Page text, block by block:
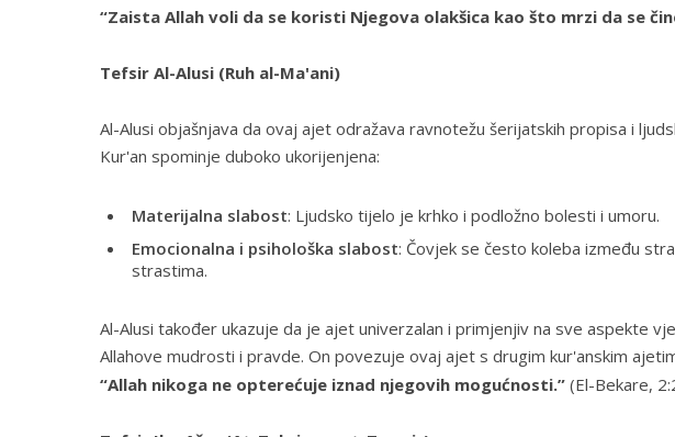
“Zaista Allah voli da se koristi Njegova olakšica kao što mrzi da se
Tefsir Al-Alusi (Ruh al-Ma'ani)
Al-Alusi objašnjava da ovaj ajet odražava ravnotežu šerijatskih propisa i
Kur'an spominje duboko ukorijenjena:
Materijalna slabost: Ljudsko tijelo je krhko i podložno bolesti i umoru.
Emocionalna i psihološka slabost: Čovjek se često koleba između
strastima.
Al-Alusi također ukazuje da je ajet univerzalan i primjenjiv na sve aspekte
Allahove mudrosti i pravde. On povezuje ovaj ajet s drugim kur'anskim
“Allah nikoga ne opterećuje iznad njegovih mogućnosti.”(El-Bekare,